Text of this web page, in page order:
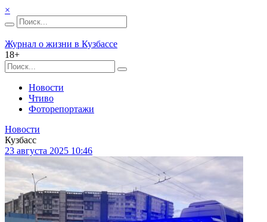
×
Журнал о жизни в Кузбассе
18+
Новости
Чтиво
Фоторепортажи
Новости
Кузбасс
23 августа 2025 10:46